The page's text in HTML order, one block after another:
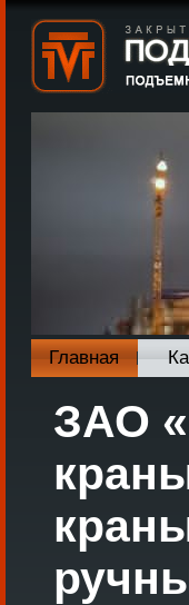
Главная
ЗАО